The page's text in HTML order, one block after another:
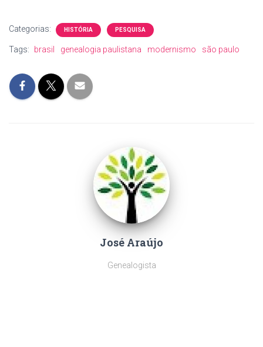
Categorias: HISTÓRIA PESQUISA
Tags: brasil genealogia paulistana modernismo são paulo
José Araújo
Genealogista